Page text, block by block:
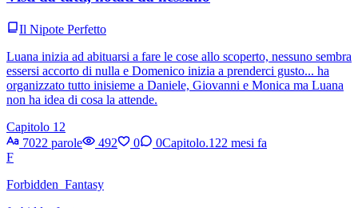
Il Nipote Perfetto
Luana inizia ad abituarsi a fare le cose allo scoperto, nessuno sembra
essersi accorto di nulla e Domenico inizia a prenderci gusto... ha
organizzato tutto inisieme a Daniele, Giovanni e Monica ma Luana
non ha idea di cosa la attende.
Capitolo 12
7022 parole
492 0 0Capitolo.122 mesi fa
F
Forbidden_Fantasy